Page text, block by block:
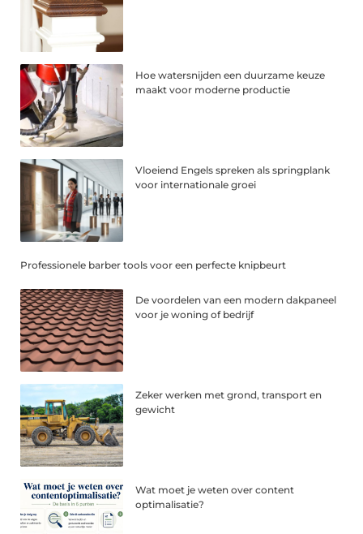
Hoe watersnijden een duurzame keuze
maakt voor moderne productie
Vloeiend Engels spreken als springplank
voor internationale groei
Professionele barber tools voor een perfecte knipbeurt
De voordelen van een modern dakpaneel
voor je woning of bedrijf
Zeker werken met grond, transport en
gewicht
Wat moet je weten over content
optimalisatie?